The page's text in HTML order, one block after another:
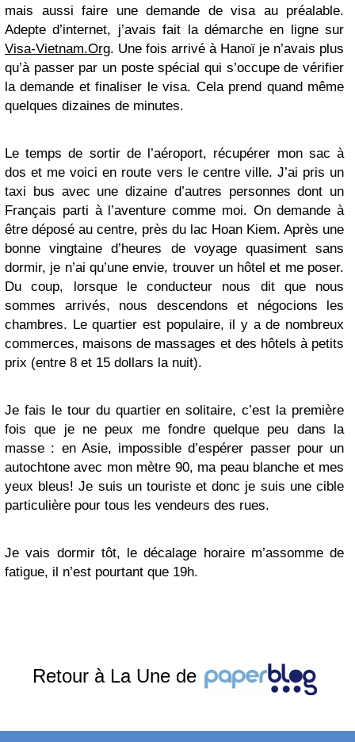
mais aussi faire une demande de visa au préalable.
Adepte d’internet, j’avais fait la démarche en ligne sur
Visa-Vietnam.Org. Une fois arrivé à Hanoï je n’avais plus
qu’à passer par un poste spécial qui s’occupe de vérifier
la demande et finaliser le visa. Cela prend quand même
quelques dizaines de minutes.
Le temps de sortir de l’aéroport, récupérer mon sac à
dos et me voici en route vers le centre ville. J’ai pris un
taxi bus avec une dizaine d’autres personnes dont un
Français parti à l’aventure comme moi. On demande à
être déposé au centre, près du lac Hoan Kiem. Après une
bonne vingtaine d’heures de voyage quasiment sans
dormir, je n’ai qu’une envie, trouver un hôtel et me poser.
Du coup, lorsque le conducteur nous dit que nous
sommes arrivés, nous descendons et négocions les
chambres. Le quartier est populaire, il y a de nombreux
commerces, maisons de massages et des hôtels à petits
prix (entre 8 et 15 dollars la nuit).
Je fais le tour du quartier en solitaire, c’est la première
fois que je ne peux me fondre quelque peu dans la
masse : en Asie, impossible d’espérer passer pour un
autochtone avec mon mètre 90, ma peau blanche et mes
yeux bleus! Je suis un touriste et donc je suis une cible
particulière pour tous les vendeurs des rues.
Je vais dormir tôt, le décalage horaire m’assomme de
fatigue, il n’est pourtant que 19h.
Retour à La Une de